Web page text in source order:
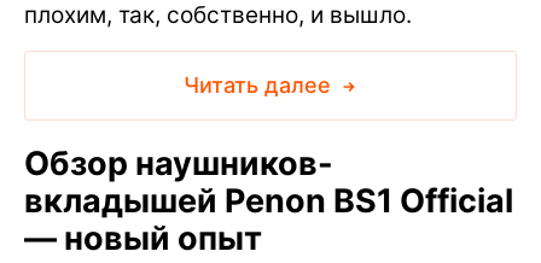
плохим, так, собственно, и вышло.
Читать далее
Обзор наушников-
вкладышей Penon BS1 Official
— новый опыт